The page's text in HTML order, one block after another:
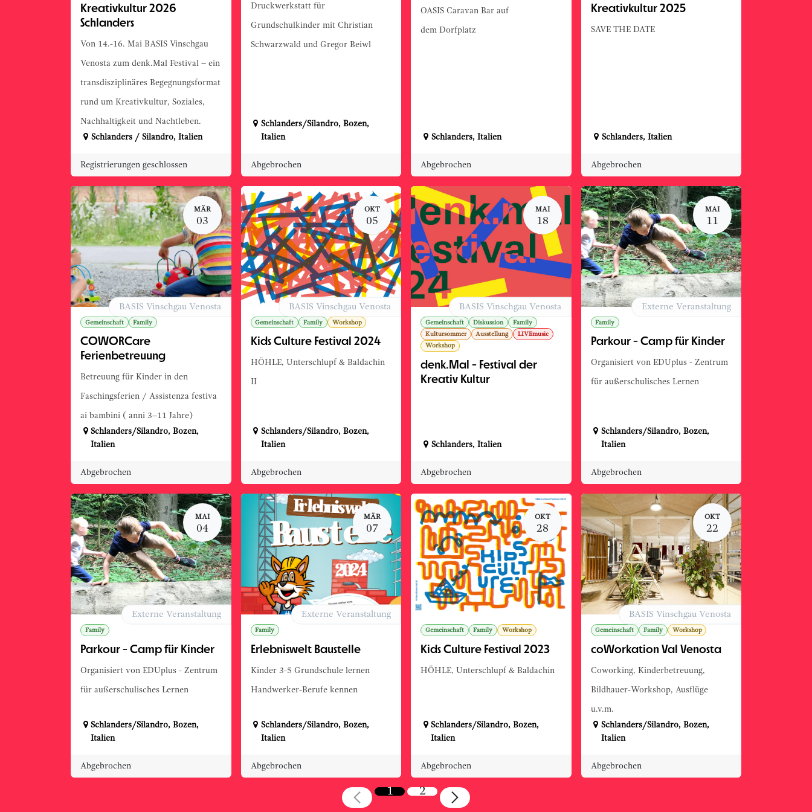
Kreativkultur 2026
Schlanders
Von 14.-16. Mai BASIS Vinschgau
Venosta zum denk.Mal Festival – ein
transdisziplinäres Begegnungsformat
rund um Kreativkultur, Soziales,
Nachhaltigkeit und Nachtleben.
Schlanders / Silandro, Italien
Registrierungen geschlossen
Druckwerkstatt für
Grundschulkinder mit Christian
Schwarzwald und Gregor Beiwl
Schlanders/Silandro, Bozen,
Italien
Abgebrochen
OASIS Caravan Bar auf
dem Dorfplatz
Schlanders, Italien
Abgebrochen
Kreativkultur 2025
SAVE THE DATE
Schlanders, Italien
Abgebrochen
MÄR
03
Gemeinschaft Family
COWORCare
Ferienbetreuung
Betreuung für Kinder in den
Faschingsferien / Assistenza festiva
ai bambini ( anni 3–11 Jahre)
BASIS Vinschgau Venosta
Schlanders/Silandro,Bozen,
Italien
Abgebrochen
OKT
05
Gemeinschaft Family Workshop
Kids Culture Festival 2024
HÖHLE, Unterschlupf & Baldachin
II
BASIS Vinschgau Venosta
Schlanders/Silandro, Bozen,
Italien
Abgebrochen
MAI
18
Gemeinschaft Diskussion
Family
Kultursommer
Ausstellung
LIVEmusic
Workshop
denk.Mal - Festival der
Kreativ Kultur
BASIS Vinschgau Venosta
Schlanders, Italien
Abgebrochen
MAI
11
Family
Parkour - Camp für Kinder
Organisiert von EDUplus - Zentrum
für außerschulisches Lernen
Externe Veranstaltung
Schlanders/Silandro, Bozen,
Italien
Abgebrochen
MAI
04
Family
Parkour - Camp für Kinder
Organisiert von EDUplus - Zentrum
für außerschulisches Lernen
Externe Veranstaltung
Schlanders/Silandro,Bozen,
Italien
Abgebrochen
MÄR
07
Family
Erlebniswelt Baustelle
Kinder 3-5 Grundschule lernen
Handwerker-Berufe kennen
Externe Veranstaltung
Schlanders/Silandro, Bozen,
Italien
Abgebrochen
OKT
28
Gemeinschaft Family Workshop
Kids Culture Festival 2023
HÖHLE, Unterschlupf & Baldachin
Schlanders/Silandro,Bozen,
Italien
Abgebrochen
OKT
22
Gemeinschaft Family Workshop
coWorkation Val Venosta
Coworking, Kinderbetreuung,
Bildhauer-Workshop, Ausflüge
u.v.m.
BASIS Vinschgau Venosta
Schlanders/Silandro, Bozen,
Italien
Abgebrochen
1 2